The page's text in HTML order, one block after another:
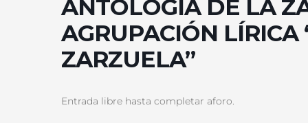
ANTOLOGÍA DE LA
AGRUPACIÓN LÍRICA
ZARZUELA”
Entrada libre hasta completar aforo.